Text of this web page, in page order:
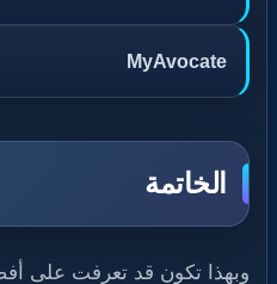
MyAvocate
الخاتمة
وبهذا تكون قد تعرفت على